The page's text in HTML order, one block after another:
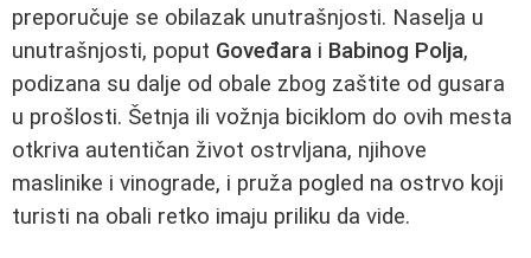
preporučuje se obilazak unutrašnjosti. Naselja u
unutrašnjosti, poput Goveđara i Babinog Polja,
podizana su dalje od obale zbog zaštite od gusara
u prošlosti. Šetnja ili vožnja biciklom do ovih mesta
otkriva autentičan život ostrvljana, njihove
maslinike i vinograde, i pruža pogled na ostrvo koji
turisti na obali retko imaju priliku da vide.